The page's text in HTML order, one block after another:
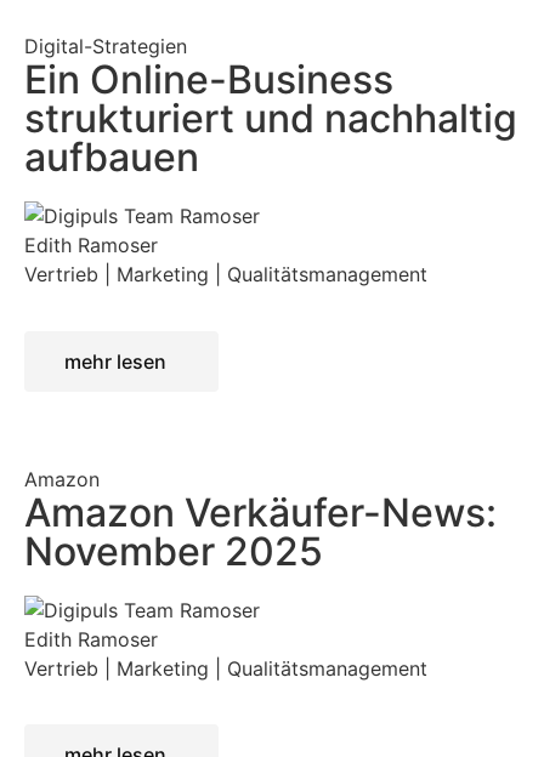
Digital-Strategien
Ein Online-Business
strukturiert und nachhaltig
aufbauen
Edith Ramoser
Vertrieb | Marketing | Qualitätsmanagement
mehr lesen
Amazon
Amazon Verkäufer-News:
November 2025
Edith Ramoser
Vertrieb | Marketing | Qualitätsmanagement